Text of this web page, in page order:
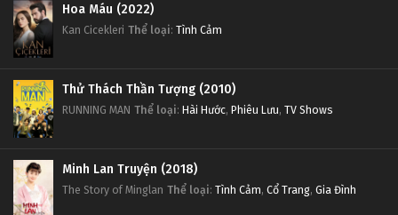
Hoa Máu (2022)
Kan Cicekleri Thể loại: Tình Cảm
Thử Thách Thần Tượng (2010)
RUNNING MAN Thể loại: Hài Hước, Phiêu Lưu, TV Shows
Minh Lan Truyện (2018)
The Story of Minglan Thể loại: Tình Cảm, Cổ Trang, Gia Đình